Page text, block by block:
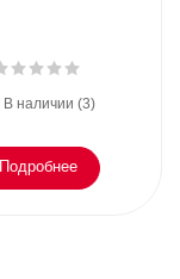
В наличии (3)
Подробнее